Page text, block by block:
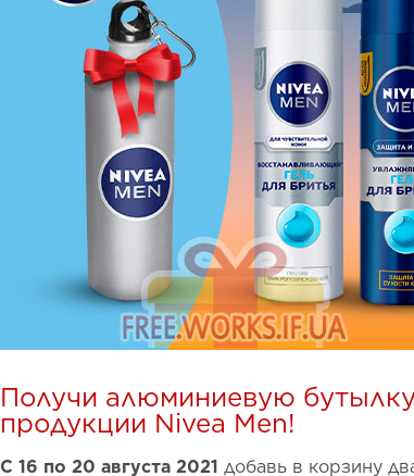
Получи алюминиевую
продукции Nivea Men!
С 16 по 20 августа 2021 добавь в корзину